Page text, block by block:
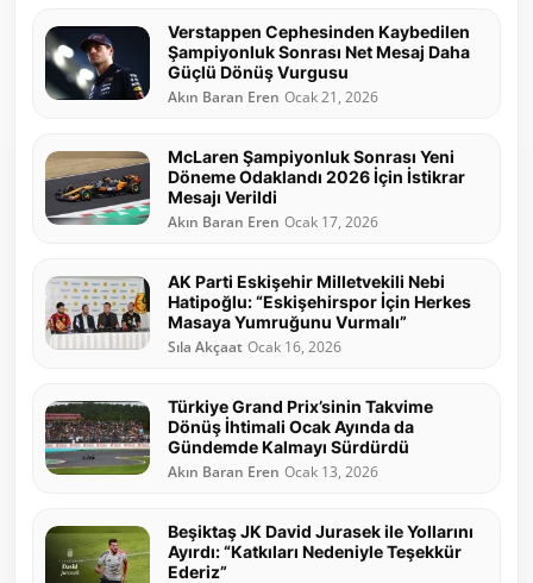
Verstappen Cephesinden Kaybedilen
Şampiyonluk Sonrası Net Mesaj Daha
Güçlü Dönüş Vurgusu
Akın Baran Eren Ocak 21, 2026
McLaren Şampiyonluk Sonrası Yeni
Döneme Odaklandı 2026 İçin İstikrar
Mesajı Verildi
Akın Baran Eren Ocak 17, 2026
AK Parti Eskişehir Milletvekili Nebi
Hatipoğlu: “Eskişehirspor İçin Herkes
Masaya Yumruğunu Vurmalı”
Sıla Akçaat Ocak 16, 2026
Türkiye Grand Prix’sinin Takvime
Dönüş İhtimali Ocak Ayında da
Gündemde Kalmayı Sürdürdü
Akın Baran Eren Ocak 13, 2026
Beşiktaş JK David Jurasek ile Yollarını
Ayırdı: “Katkıları Nedeniyle Teşekkür
Ederiz”